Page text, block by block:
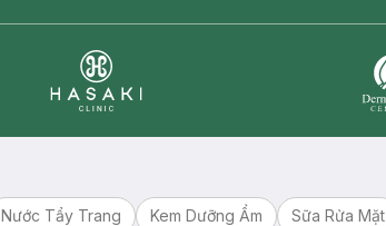
Nước Tẩy Trang Kem Dưỡng Ẩm Sữa Rửa Mặt